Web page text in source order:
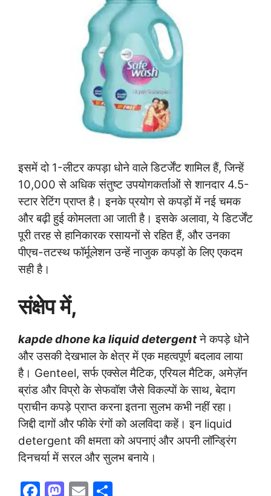
इसमें दो 1-लीटर कपड़ा धोने वाले डिटर्जेंट शामिल हैं, जिन्हें
10,000 से अधिक संतुष्ट उपयोगकर्ताओं से शानदार 4.5-
स्टार रेटिंग प्राप्त है। इनके प्रयोग से कपड़ों में नई चमक
और बढ़ी हुई कोमलता आ जाती है। इसके अलावा, ये डिटर्जेंट
पूरी तरह से हानिकारक रसायनों से रहित हैं, और उनका
पीएच-तटस्थ फॉर्मूलेशन उन्हें नाजुक कपड़ों के लिए एकदम
सही है।
संक्षेप में,
kapde dhone ka liquid detergent ने कपड़े धोने
और उसकी देखभाल के क्षेत्र में एक महत्वपूर्ण बदलाव लाया
है। Genteel, सर्फ एक्सेल मैटिक, एरियल मैटिक, अमेज़ॅन
ब्रांड और विप्रो के सेफवॉश जैसे विकल्पों के साथ, बेदाग
प्राचीन कपड़े प्राप्त करना इतना सुलभ कभी नहीं रहा।
जिद्दी दागों और फीके रंगों को अलविदा कहें। इन liquid
detergent की क्षमता को अपनाएं और अपनी लॉन्ड्रिंग
दिनचर्या में सरल और सुलभ बनाये।
F M E